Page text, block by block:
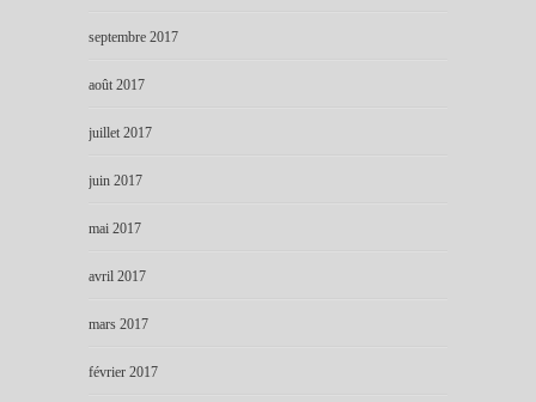
septembre 2017
août 2017
juillet 2017
juin 2017
mai 2017
avril 2017
mars 2017
février 2017